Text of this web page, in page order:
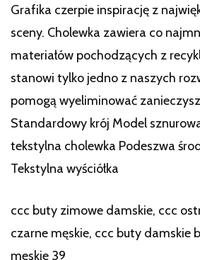
Grafika czerpie inspirację z
sceny. Cholewka zawiera co
materiałów pochodzących z
stanowi tylko jedno z naszych
pomogą wyeliminować
Standardowy krój Model
tekstylna cholewka Podeszwa
Tekstylna wyściółka
ccc buty zimowe damskie, ccc
czarne męskie, ccc buty damskie
meskie 39